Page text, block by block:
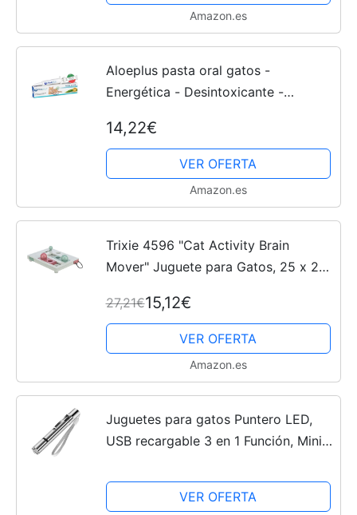
Amazon.es
Aloeplus pasta oral gatos -
Energética - Desintoxicante -
gato siempre en perfecto estado de
salud
14,22€
VER OFERTA
Amazon.es
Trixie 4596 "Cat Activity Brain
Mover" Juguete para Gatos, 25 x 20
27,21€15,12€
VER OFERTA
Amazon.es
Juguetes para gatos Puntero LED,
USB recargable 3 en 1 Función, Mini
Interactivo Mascota Comando de luz,
Herramienta...
VER OFERTA